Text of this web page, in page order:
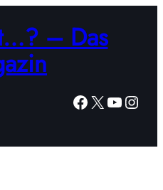
– Das
Facebook
X